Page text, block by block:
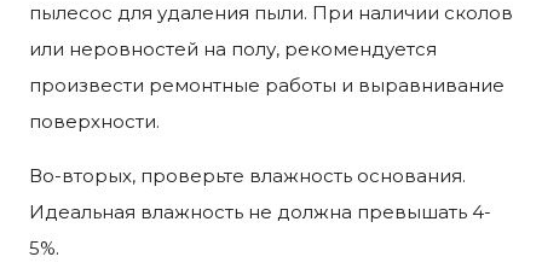
пылесос для удаления пыли. При наличии сколов
или неровностей на полу, рекомендуется
произвести ремонтные работы и выравнивание
поверхности.
Во-вторых, проверьте влажность основания.
Идеальная влажность не должна превышать 4-
5%.